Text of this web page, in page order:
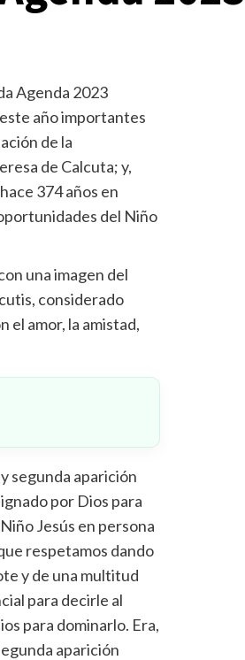
Agenda 2023
año importantes
de la
de Calcuta; y,
374 años en
del Niño
una imagen del
considerado
el amor, la amistad,
segunda aparición
por Dios para
Jesús en persona
respetamos dando
y de una multitud
para decirle al
para dominarlo. Era,
aparición